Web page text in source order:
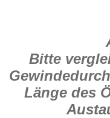
Bitte
Länge des